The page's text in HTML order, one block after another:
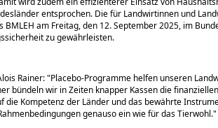
entsprochen. Die für Landwirtinnen und
am Freitag, den 12. September 2025, im
zu gewährleisten.
Rainer: Placebo-Programme helfen unseren
bündeln wir in Zeiten knapper Kassen die
die Kompetenz der Länder und das bewährte
genauso ein wie für das Tierwohl.